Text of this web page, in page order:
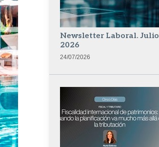
Newsletter Laboral. Julio
2026
24/07/2026